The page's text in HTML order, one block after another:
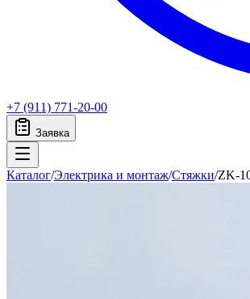
+7 (911) 771-20-00
Заявка
Каталог/Электрика и монтаж/Стяжки/ZK-